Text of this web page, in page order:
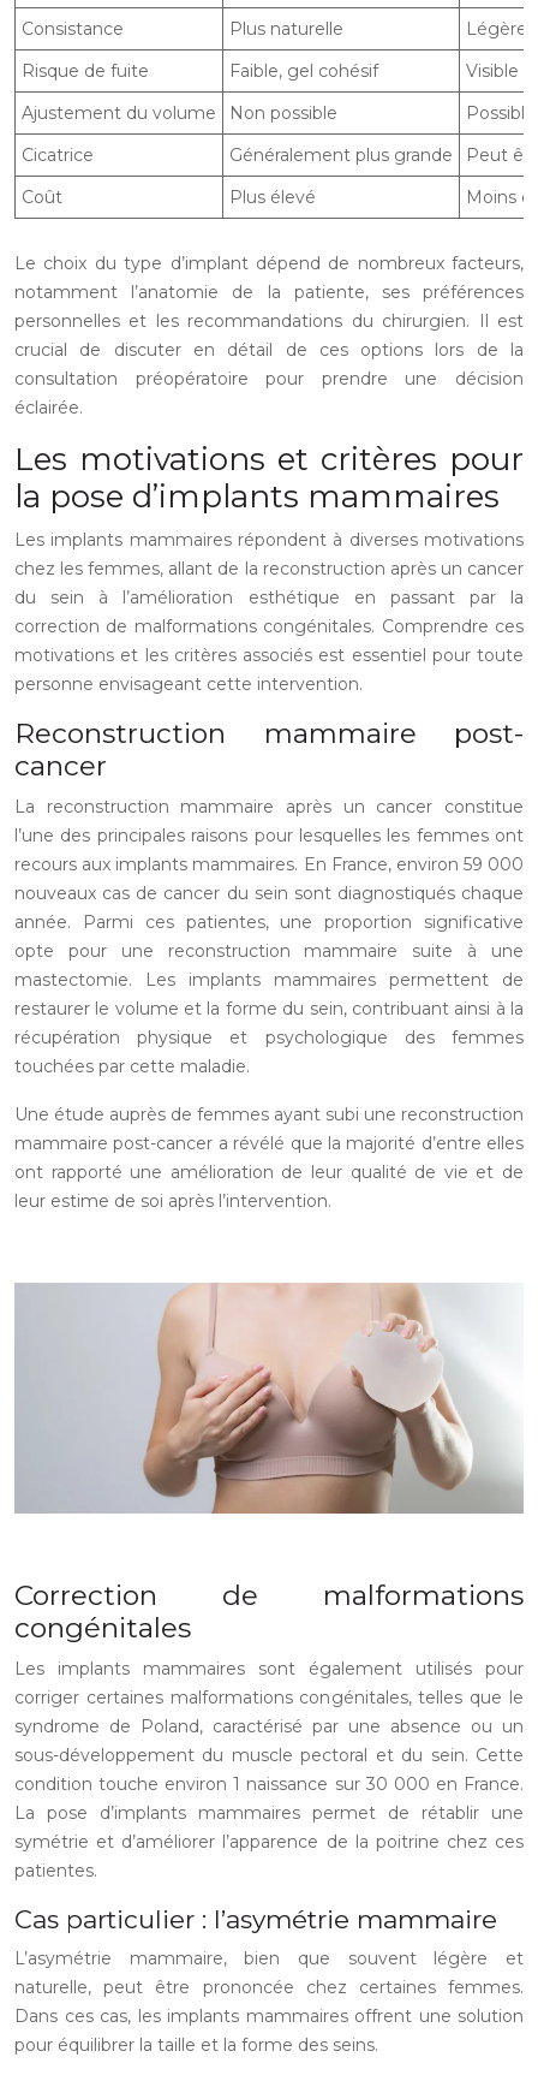
Consistance Plus naturelle
Risque de fuite
Faible, gel cohésif
Visible
Ajustement du volume
Non possible
Cicatrice
Généralement plus grande
Peut
Coût
Plus élevé Moins
Le choix du type d’implant dépend de nombreux facteurs,
notamment l’anatomie de la patiente, ses préférences
personnelles et les recommandations du chirurgien. Il est
crucial de discuter en détail de ces options lors de la
consultation préopératoire pour prendre une décision
éclairée.
Les motivations et critères pour
la pose d’implants mammaires
Les implants mammaires répondent à diverses motivations
chez les femmes, allant de la reconstruction après un cancer
du sein à l’amélioration esthétique en passant par la
correction de malformations congénitales. Comprendre ces
motivations et les critères associés est essentiel pour toute
personne envisageant cette intervention.
Reconstruction mammaire post-
cancer
La reconstruction mammaire après un cancer constitue
l’une des principales raisons pour lesquelles les femmes ont
recours aux implants mammaires. En France, environ 59 000
nouveaux cas de cancer du sein sont diagnostiqués chaque
année. Parmi ces patientes, une proportion significative
opte pour une reconstruction mammaire suite à une
mastectomie. Les implants mammaires permettent de
restaurer le volume et la forme du sein, contribuant ainsi à la
récupération physique et psychologique des femmes
touchées par cette maladie.
Une étude auprès de femmes ayant subi une reconstruction
mammaire post-cancer a révélé que la majorité d’entre elles
ont rapporté une amélioration de leur qualité de vie et de
leur estime de soi après l’intervention.
Correction de malformations
congénitales
Les implants mammaires sont également utilisés pour
corriger certaines malformations congénitales, telles que le
syndrome de Poland, caractérisé par une absence ou un
sous-développement du muscle pectoral et du sein. Cette
condition touche environ 1 naissance sur 30 000 en France.
La pose d’implants mammaires permet de rétablir une
symétrie et d’améliorer l’apparence de la poitrine chez ces
patientes.
Cas particulier : l’asymétrie mammaire
L’asymétrie mammaire, bien que souvent légère et
naturelle, peut être prononcée chez certaines femmes.
Dans ces cas, les implants mammaires offrent une solution
pour équilibrer la taille et la forme des seins.